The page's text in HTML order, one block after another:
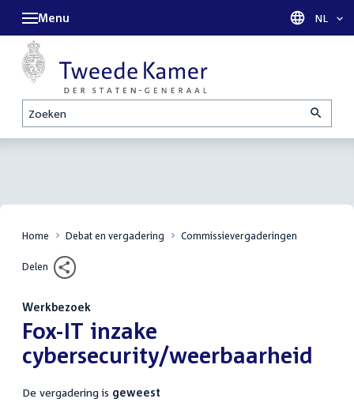
Zoeken
Menu Taal
NL
Home Debat en vergadering Commissievergaderingen
Delen
Werkbezoek
:Fox-IT inzake
cybersecurity/weerbaarheid
De vergadering is geweest